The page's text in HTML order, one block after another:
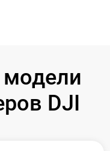
DJI